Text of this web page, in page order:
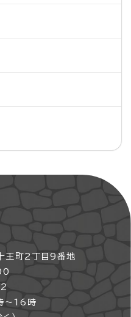
町2丁目9番地
～16時